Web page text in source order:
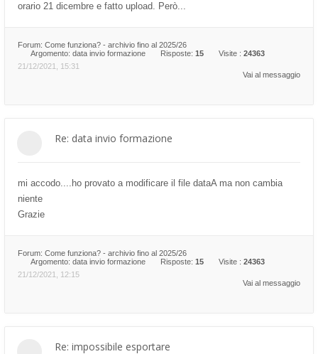
orario 21 dicembre e fatto upload. Però...
Forum: Come funziona? - archivio fino al 2025/26
Argomento: data invio formazione Risposte: 15 Visite : 24363
21/12/2021, 15:31
Vai al messaggio
Re: data invio formazione
mi accodo....ho provato a modificare il file dataA ma non cambia
niente
Grazie
Forum: Come funziona? - archivio fino al 2025/26
Argomento: data invio formazione Risposte: 15 Visite : 24363
21/12/2021, 12:15
Vai al messaggio
Re: impossibile esportare